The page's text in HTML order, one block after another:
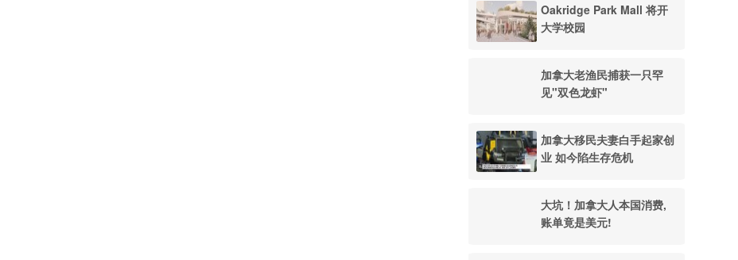
Oakridge Park Mall 将开
大学校园
加拿大老渔民捕获一只罕
见"双色龙虾"
加拿大移民夫妻白手起家创
业 如今陷生存危机
大坑！加拿大人本国消费,
账单竟是美元!